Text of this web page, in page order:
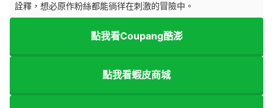
詮釋，想必原作粉絲都能徜徉在刺激的冒險中。
點我看Coupang酷澎
點我看蝦皮商城